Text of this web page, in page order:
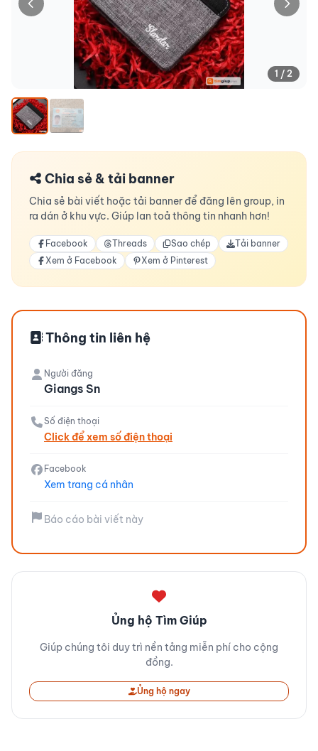
1 / 2
Chia sẻ & tải banner
Chia sẻ bài viết hoặc tải banner để đăng lên group, in
ra dán ở khu vực. Giúp lan toả thông tin nhanh hơn!
Facebook Threads Sao chép
Tải banner
Xem ở Facebook
Xem ở Pinterest
Thông tin liên hệ
Người đăng
Giangs Sn
Số điện thoại
Click để xem số điện thoại
Facebook
Xem trang cá nhân
Báo cáo bài viết này
Ủng hộ Tìm Giúp
Giúp chúng tôi duy trì nền tảng miễn phí cho cộng
đồng.
Ủng hộ ngay